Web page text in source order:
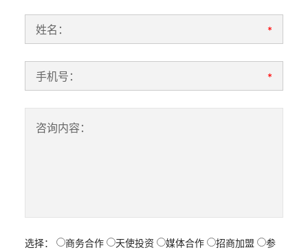
姓名： *
手机号： *
咨询内容：
选择： 商务合作 天使投资 媒体合作 招商加盟
参